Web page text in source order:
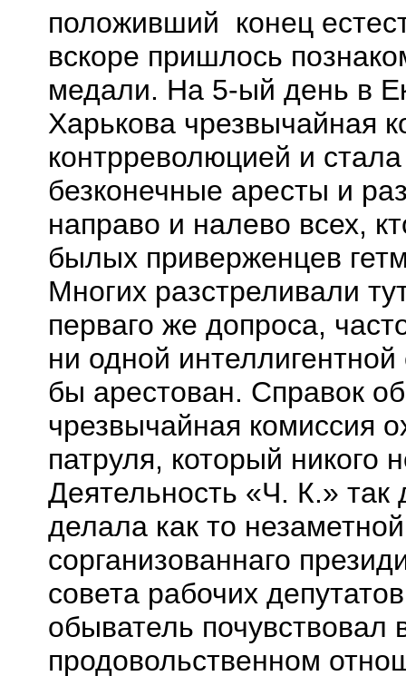
положивший
конец
вскоре пришлось
медали. На 5-ый день в
Харькова чрезвычайная
контрреволюцией и
безконечные аресты и
направо и налево всех,
былых приверженцев
Многих разстреливали
перваго же допроса,
ни одной
бы арестован. Справок
чрезвычайная комиссия
патруля, который никого
Деятельность «Ч. К.» так
делала как то
сорганизованнаго
совета рабочих
обыватель почувствовал
продовольственном